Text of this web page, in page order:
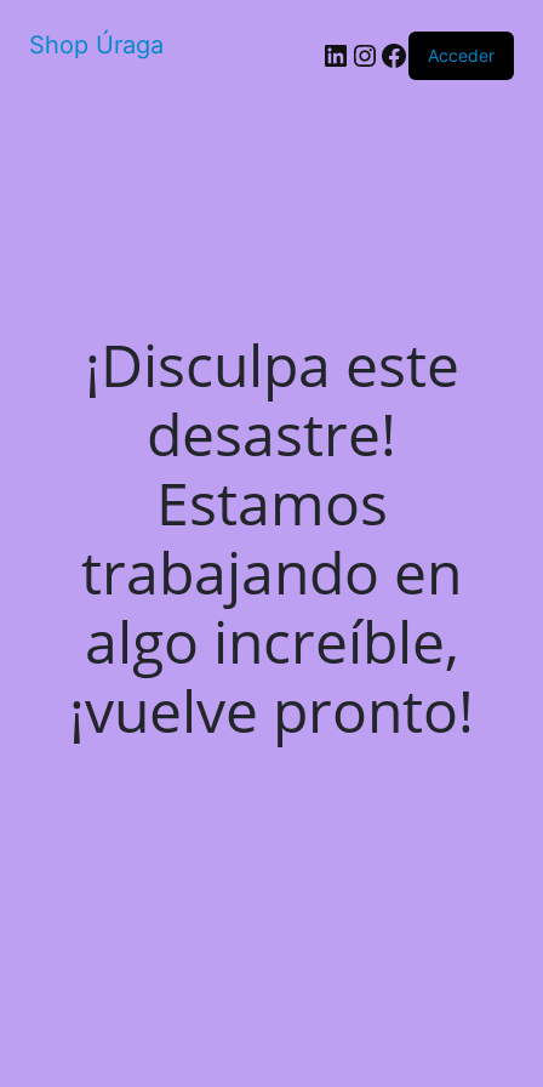
Shop Úraga LinkedIn
Instagram
Facebook
Acceder
¡Disculpa este
desastre!
Estamos
trabajando en
algo increíble,
¡vuelve pronto!